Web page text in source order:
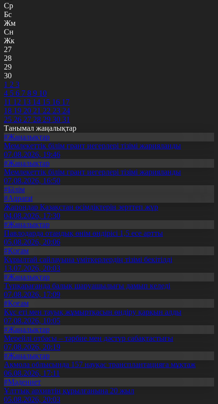
Ср
Бс
Жм
Сн
Жк
27
28
29
30
1 2 3
4 5 6 7 8 9 10
11 12 13 14 15 16 17
18 19 20 21 22 23 24
25 26 27 28 29 30 31
Танымал жаңалықтар
#Жаңалықтар
Мемлекеттік білім грант иегерлері тізімі жарияланды
07.08.2026, 19:46
#Жаңалықтар
Мемлекеттік білім грант иегерлері тізімі жарияланды
07.08.2026, 16:50
#Білім
#Aqparat
Жапондар Қазақстан өсімдіктерін зерттеп жүр
04.08.2026, 17:30
#Жаңалықтар
Павлодарда отандық өнім өндірісі 1,5 есе артты
05.08.2026, 20:06
#Қоғам
Құрылтай сайлауына үміткерлердің тізімі бекітілді
13.07.2026, 20:03
#Жаңалықтар
Түпқарағанда балық шаруашылығы дамып келеді
07.08.2026, 17:09
#Қоғам
Құс еті мен тауық жұмыртқасын өндіру қарқын алды
07.08.2026, 10:05
#Жаңалықтар
Мерейлі отбасы – тәрбие мен дәстүр сабақтастығы
07.08.2026, 20:19
#Жаңалықтар
Ақмола облысында 157 науқас трансплантацияға мұқтаж
06.08.2026, 17:11
#Мәдениет
Ұлттық архивтің құрылғанына 20 жыл
05.08.2026, 20:03